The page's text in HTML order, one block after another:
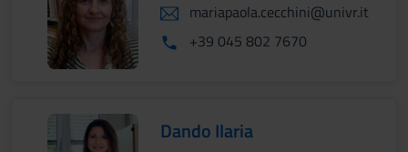
mariapaola.cecchini@univr.it
+39 045 802 7670
Dando Ilaria